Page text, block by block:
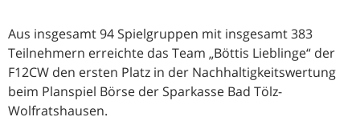
Aus insgesamt 94 Spielgruppen mit insgesamt 383
Teilnehmern erreichte das Team „Böttis Lieblinge“ der
F12CW den ersten Platz in der Nachhaltigkeitswertung
beim Planspiel Börse der Sparkasse Bad Tölz-
Wolfratshausen.